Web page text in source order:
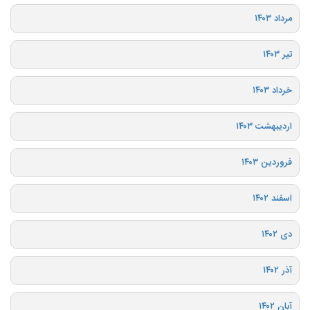
مرداد ۱۴۰۳
تیر ۱۴۰۳
خرداد ۱۴۰۳
اردیبهشت ۱۴۰۳
فروردین ۱۴۰۳
اسفند ۱۴۰۲
دی ۱۴۰۲
آذر ۱۴۰۲
آبان ۱۴۰۲